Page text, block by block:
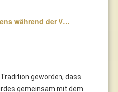
während der V…
geworden, dass
gemeinsam mit dem